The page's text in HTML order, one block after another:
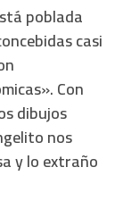
poblada
casi
Con
dibujos
nos
y lo extraño